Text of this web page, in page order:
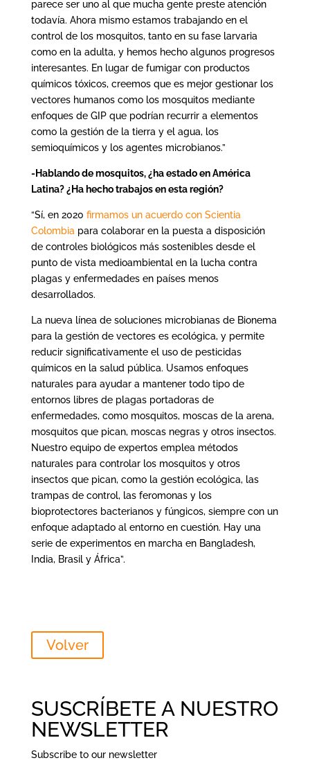
parece ser uno al que mucha gente preste atención
todavía. Ahora mismo estamos trabajando en el
control de los mosquitos, tanto en su fase larvaria
como en la adulta, y hemos hecho algunos progresos
interesantes. En lugar de fumigar con productos
químicos tóxicos, creemos que es mejor gestionar los
vectores humanos como los mosquitos mediante
enfoques de GIP que podrían recurrir a elementos
como la gestión de la tierra y el agua, los
semioquímicos y los agentes microbianos.”
-Hablando de mosquitos, ¿ha estado en América
Latina? ¿Ha hecho trabajos en esta región?
“Sí, en 2020 firmamos un acuerdo con Scientia
Colombia para colaborar en la puesta a disposición
de controles biológicos más sostenibles desde el
punto de vista medioambiental en la lucha contra
plagas y enfermedades en países menos
desarrollados.
La nueva línea de soluciones microbianas de Bionema
para la gestión de vectores es ecológica, y permite
reducir significativamente el uso de pesticidas
químicos en la salud pública. Usamos enfoques
naturales para ayudar a mantener todo tipo de
entornos libres de plagas portadoras de
enfermedades, como mosquitos, moscas de la arena,
mosquitos que pican, moscas negras y otros insectos.
Nuestro equipo de expertos emplea métodos
naturales para controlar los mosquitos y otros
insectos que pican, como la gestión ecológica, las
trampas de control, las feromonas y los
bioprotectores bacterianos y fúngicos, siempre con un
enfoque adaptado al entorno en cuestión. Hay una
serie de experimentos en marcha en Bangladesh,
India, Brasil y África”.
Volver
SUSCRÍBETE A NUESTRO
NEWSLETTER
Subscribe to our newsletter